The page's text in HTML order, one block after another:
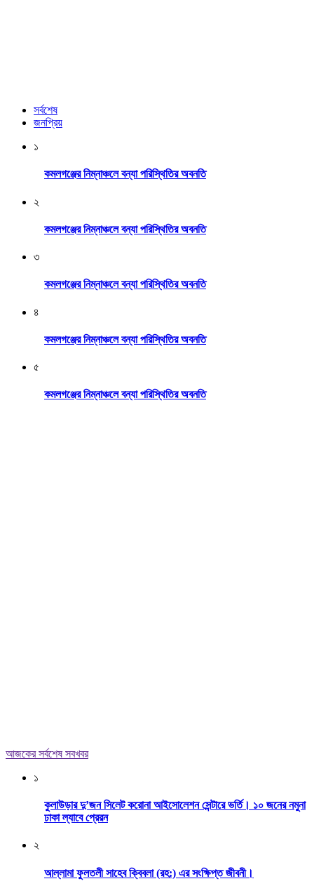
সর্বশেষ
জনপ্রিয়
১
কমলগঞ্জের নিম্নাঞ্চলে বন্যা পরিস্থিতির অবনতি
২
কমলগঞ্জের নিম্নাঞ্চলে বন্যা পরিস্থিতির অবনতি
৩
কমলগঞ্জের নিম্নাঞ্চলে বন্যা পরিস্থিতির অবনতি
৪
কমলগঞ্জের নিম্নাঞ্চলে বন্যা পরিস্থিতির অবনতি
৫
কমলগঞ্জের নিম্নাঞ্চলে বন্যা পরিস্থিতির অবনতি
আজকের সর্বশেষ সবখবর
১
কুলাউড়ার দু’জন সিলেট করোনা আইসোলেশন সেন্টারে ভর্তি। ১০ জনের নমুনা
ঢাকা ল্যাবে প্রেরন
২
আল্লামা ফুলতলী সাহেব ক্বিবলা (রহ:) এর সংক্ষিপ্ত জীবনী।